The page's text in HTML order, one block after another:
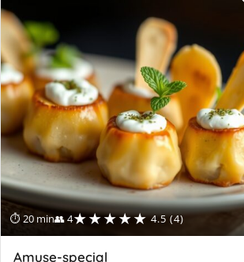
⏱ 20 min👥 4★★★★★ 4.5 (4)
Amuse-special